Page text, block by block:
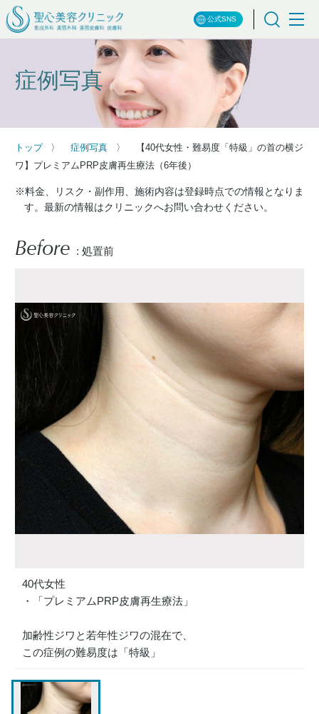
公式SNS
症例写真
トップ 症例写真
【40代女性・難易度「特級」の首の横ジ
ワ】プレミアムPRP皮膚再生療法（6年後）
※料金、リスク・副作用、施術内容は登録時点での情報となりま
す。最新の情報はクリニックへお問い合わせください。
Before : 処置前
40代女性
・「プレミアムPRP皮膚再生療法」
加齢性ジワと若年性ジワの混在で、
この症例の難易度は「特級」